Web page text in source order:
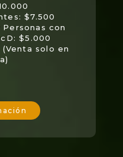
$7.500
con
$5.000
(Venta solo en